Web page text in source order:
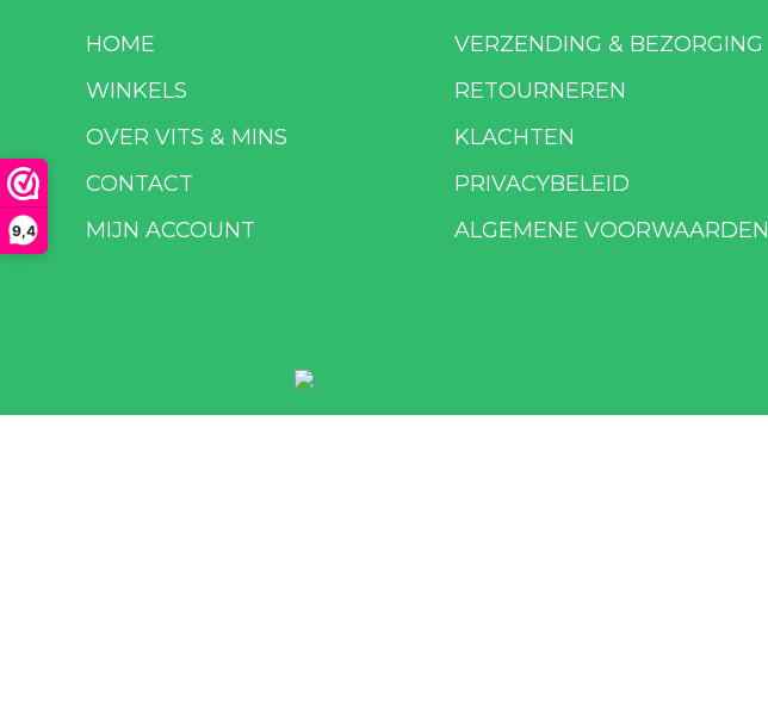
9,4
HOME
WINKELS
OVER VITS & MINS
CONTACT
MIJN ACCOUNT
VERZENDING & BEZORGING
RETOURNEREN
KLACHTEN
PRIVACYBELEID
ALGEMENE VOORWAARDEN